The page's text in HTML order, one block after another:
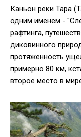
Каньон реки Тара
одним именем -
рафтинга,
диковинного
протяженность
примерно 80 км,
второе место в